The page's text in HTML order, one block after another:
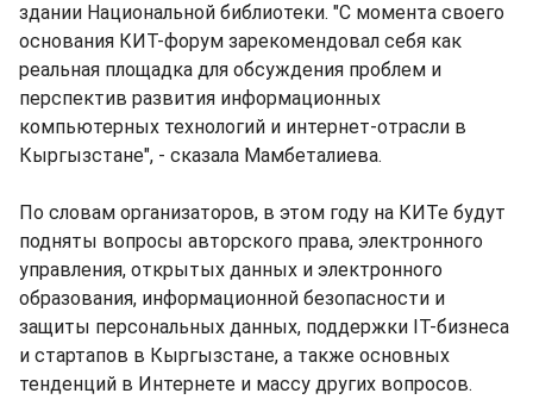
здании Национальной библиотеки. "С момента своего
основания КИТ-форум зарекомендовал себя как
реальная площадка для обсуждения проблем и
перспектив развития информационных
компьютерных технологий и интернет-отрасли в
Кыргызстане", - сказала Мамбеталиева.
По словам организаторов, в этом году на КИТе будут
подняты вопросы авторского права, электронного
управления, открытых данных и электронного
образования, информационной безопасности и
защиты персональных данных, поддержки IT-бизнеса
и стартапов в Кыргызстане, а также основных
тенденций в Интернете и массу других вопросов.